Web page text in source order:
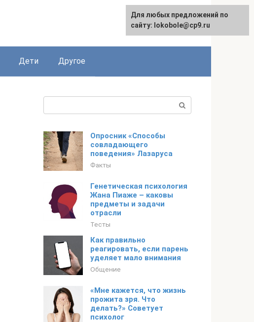
English
Дети Другое
Опросник «Способы
совладающего
поведения» Лазаруса
Факты
Генетическая психология
Жана Пиаже – каковы
предметы и задачи
отрасли
Тесты
Как правильно
реагировать, если парень
уделяет мало внимания
Общение
«Мне кажется, что жизнь
прожита зря. Что
делать?» Советует
психолог
Для любых предложений по
сайту: lokobole@cp9.ru